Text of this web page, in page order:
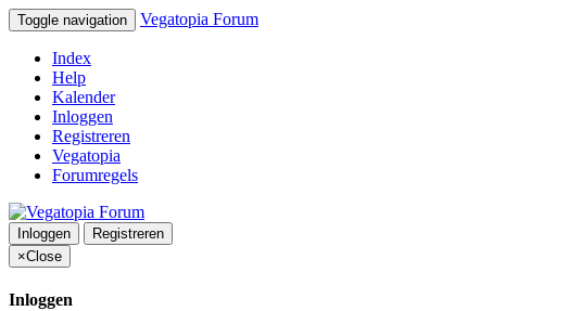
Toggle navigation Vegatopia Forum
Index
Help
Kalender
Inloggen
Registreren
Vegatopia
Forumregels
Inloggen
Registreren
×Close
Inloggen